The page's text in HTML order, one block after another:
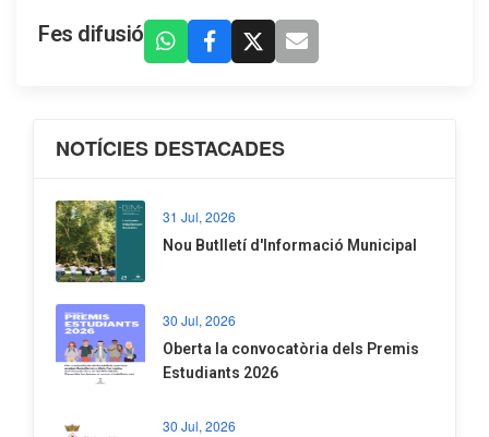
Fes difusió
NOTÍCIES DESTACADES
31 Jul, 2026
Nou Butlletí d'Informació Municipal
30 Jul, 2026
Oberta la convocatòria dels Premis
Estudiants 2026
30 Jul, 2026